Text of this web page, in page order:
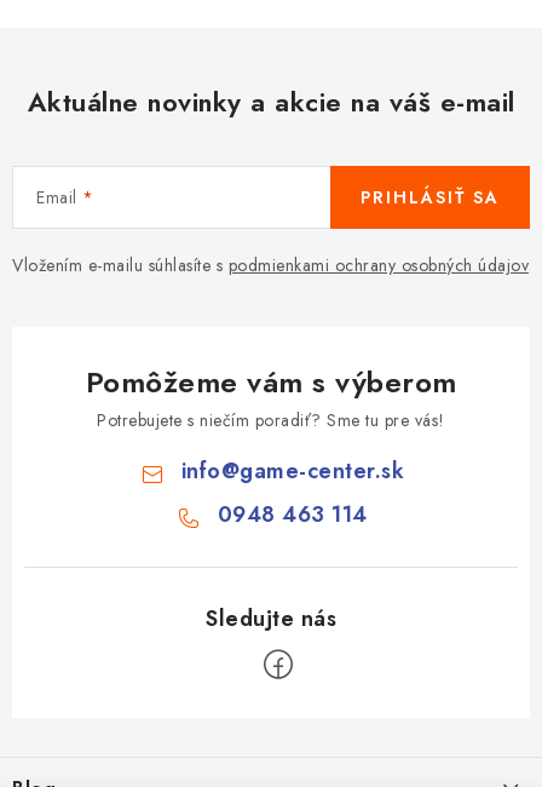
u
Aktuálne novinky a akcie na váš e-mail
Email
Vložením e-mailu súhlasíte s podmienkami ochrany osobných údajov
PRIHLÁSIŤ SA
Pomôžeme vám s výberom
Potrebujete s niečím poradiť? Sme tu pre vás!
info@game-center.sk
0948 463 114